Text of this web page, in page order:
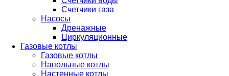
Счетчики газа
Насосы
Дренажные
Циркуляционные
Газовые котлы
Газовые котлы
Напольные котлы
Настенные котлы